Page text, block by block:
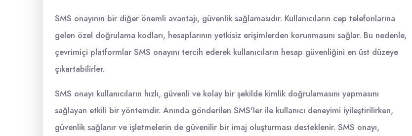
SMS onayının bir diğer önemli avantajı, güvenlik sağlamasıdır. Kullanıcıların cep telefonlarına
gelen özel doğrulama kodları, hesaplarının yetkisiz erişimlerden korunmasını sağlar. Bu nedenle,
çevrimiçi platformlar SMS onayını tercih ederek kullanıcıların hesap güvenliğini en üst düzeye
çıkartabilirler.
SMS onayı kullanıcıların hızlı, güvenli ve kolay bir şekilde kimlik doğrulamasını yapmasını
sağlayan etkili bir yöntemdir. Anında gönderilen SMS'ler ile kullanıcı deneyimi iyileştirilirken,
güvenlik sağlanır ve işletmelerin de güvenilir bir imaj oluşturması desteklenir. SMS onayı,